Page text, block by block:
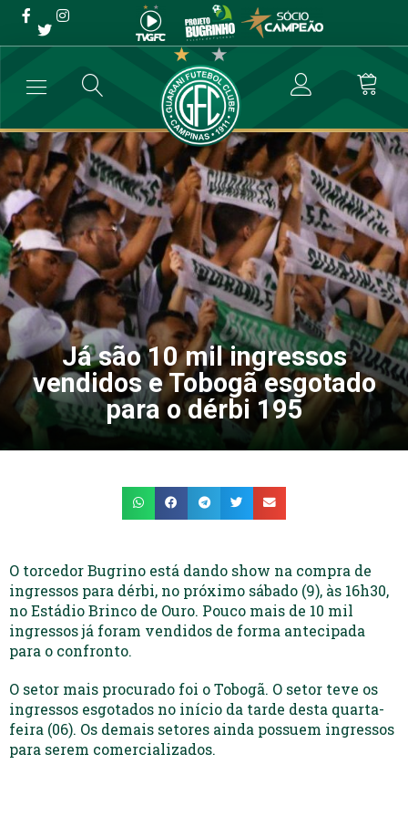
Já são 10 mil ingressos
vendidos e Tobogã
esgotado para o dérbi 195
→ Destaque → Já são 10 mil ingressos vendidos e Tobogã
Já são 10 mil ingressos
vendidos e Tobogã esgotado
para o dérbi 195
O torcedor Bugrino está dando show na compra de
ingressos para dérbi, no próximo sábado (9), às 16h30,
no Estádio Brinco de Ouro. Pouco mais de 10 mil
ingressos já foram vendidos de forma antecipada
para o confronto.
O setor mais procurado foi o Tobogã. O setor teve os
ingressos esgotados no início da tarde desta quarta-
feira (06). Os demais setores ainda possuem ingressos
para serem comercializados.